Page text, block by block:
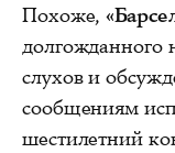
Похоже,
долгожданного
слухов и
сообщениям
шестилетний